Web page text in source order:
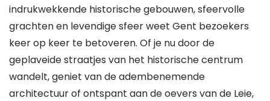
indrukwekkende historische gebouwen, sfeervolle
grachten en levendige sfeer weet Gent bezoekers
keer op keer te betoveren. Of je nu door de
geplaveide straatjes van het historische centrum
wandelt, geniet van de adembenemende
architectuur of ontspant aan de oevers van de Leie,